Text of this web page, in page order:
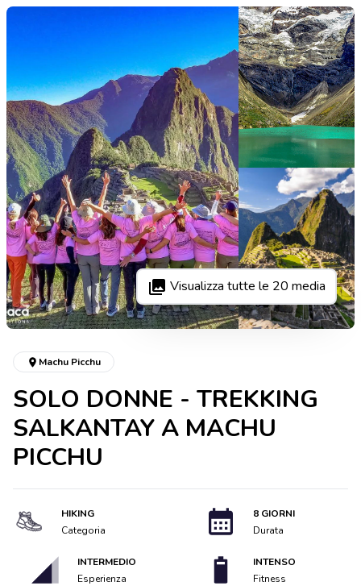
Visualizza tutte le 20 media
Machu Picchu
SOLO DONNE - TREKKING
SALKANTAY A MACHU
PICCHU
HIKING
Categoria
8 GIORNI
Durata
INTERMEDIO
Esperienza
INTENSO
Fitness